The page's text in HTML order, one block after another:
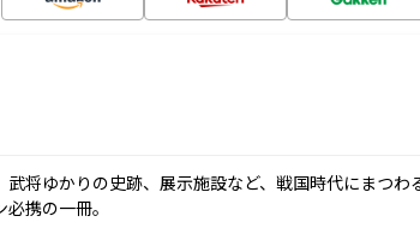
武将ゆかりの史跡、展示施設など、戦国時代にまつわ
携の一冊。